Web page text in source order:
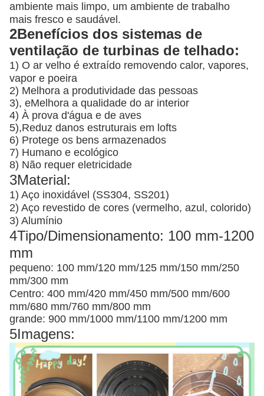
ambiente mais limpo, um ambiente de trabalho
mais fresco e saudável.
2Benefícios dos sistemas de
ventilação de turbinas de telhado:
1) O ar velho é extraído removendo calor, vapores,
vapor e poeira
2) Melhora a produtividade das pessoas
3), eMelhora a qualidade do ar interior
4) À prova d'água e de aves
5),Reduz danos estruturais em lofts
6) Protege os bens armazenados
7) Humano e ecológico
8) Não requer eletricidade
3Material:
1) Aço inoxidável (SS304, SS201)
2) Aço revestido de cores (vermelho, azul, colorido)
3) Alumínio
4Tipo/Dimensionamento: 100 mm-1200
mm
pequeno: 100 mm/120 mm/125 mm/150 mm/250
mm/300 mm
Centro: 400 mm/420 mm/450 mm/500 mm/600
mm/680 mm/760 mm/800 mm
grande: 900 mm/1000 mm/1100 mm/1200 mm
5Imagens: